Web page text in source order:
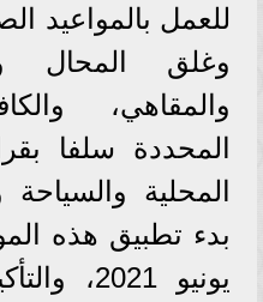
للعمل بالمواعيد
وغلق المحال
والمقاهي،
المحددة سلفا
المحلية والسياحة
بدء تطبيق هذه
يونيو